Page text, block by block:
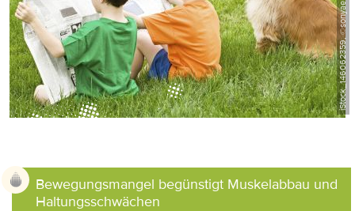
iStock_146062359, ©sonyae
Anzeige:Bewegungsmangel begünstigt Muskelabbau und
Haltungsschwächen